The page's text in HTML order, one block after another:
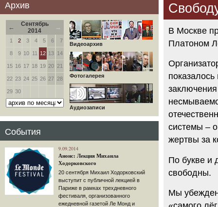
Архив
←
Сентябрь
2014
→
1 2 3 4 5 6 7
8 9 10 11 12 13 14
15 16 17 18 19 20 21
22 23 24 25 26 27 28
29 30
Видеоархив
Фотогалерея
Аудиозаписи
События
9.09.2014
Анонс: Лекция Михаила
Ходорковского
20 сентября Михаил Ходорковский
выступит с публичной лекцией в
Париже в рамках трехдневного
фестиваля, организованного
ежедневной газетой Ле Монд и
В Москве
Платоном
системы –
жертвы за
По букве и
свободны.
Мы